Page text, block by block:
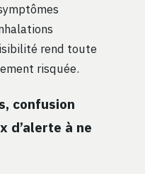
rend toute
risquée.
confusion
d’alerte à ne